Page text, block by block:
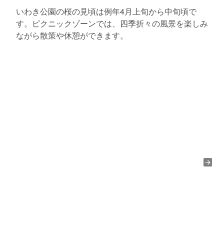
いわき公園の桜の見頃は例年4月上旬から中旬頃で
す。ピクニックゾーンでは、四季折々の風景を楽しみ
ながら散策や休憩ができます。